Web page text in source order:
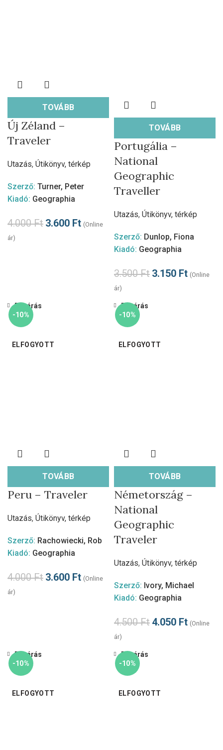
TOVÁBB
Új Zéland –
Traveler
Utazás, Útikönyv, térkép
Szerző: Turner, Peter
Kiadó: Geographia
4.000Ft 3.600 Ft (Online
ár)
TOVÁBB
Portugália –
National
Geographic
Traveller
Utazás, Útikönyv, térkép
Szerző: Dunlop, Fiona
Kiadó: Geographia
3.500Ft 3.150 Ft (Online
ár)
-10%
ELFOGYOTT
TOVÁBB
Bezárás
Peru – Traveler
Utazás, Útikönyv, térkép
Szerző: Rachowiecki, Rob
Kiadó: Geographia
4.000Ft 3.600 Ft (Online
ár)
-10%
ELFOGYOTT
TOVÁBB
Bezárás
Németország –
National
Geographic
Traveler
Utazás, Útikönyv, térkép
Szerző: Ivory, Michael
Kiadó: Geographia
4.500Ft 4.050 Ft (Online
ár)
-10%
ELFOGYOTT
Bezárás
-10%
ELFOGYOTT
Bezárás